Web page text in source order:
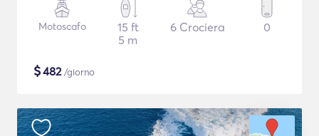
Motoscafo
15 ft
5 m
6 Crociera 0
$482/giorno